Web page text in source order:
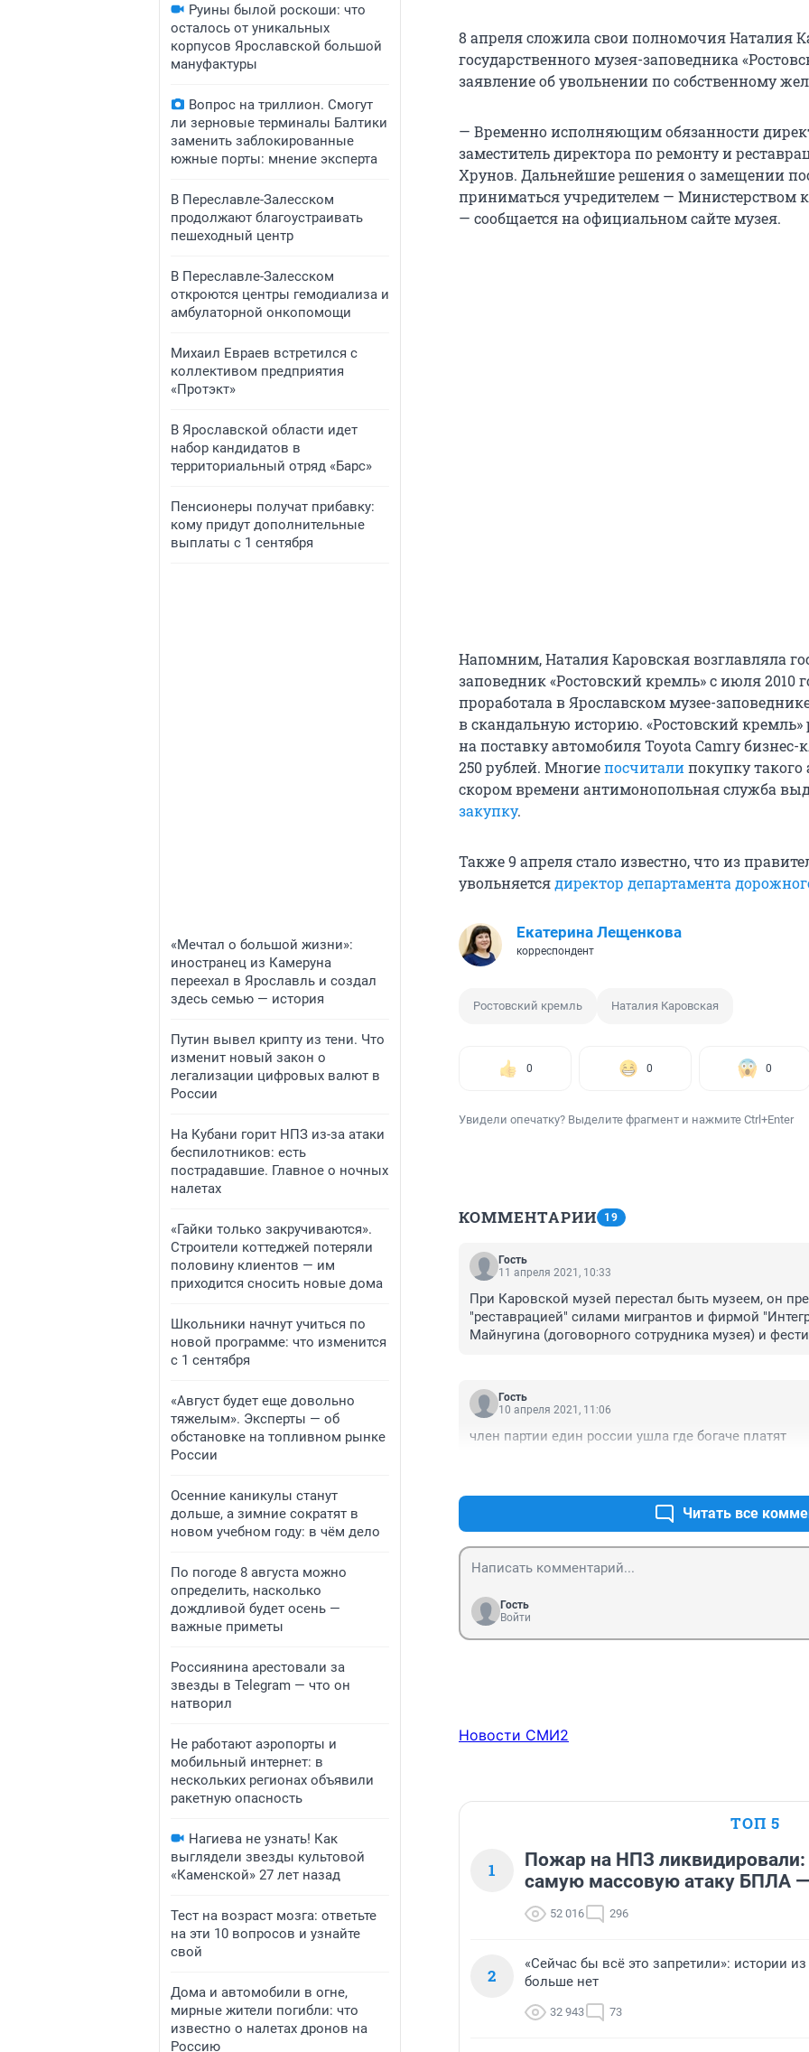
Руины былой роскоши: что
осталось от уникальных
корпусов Ярославской большой
мануфактуры
Вопрос на триллион. Смогут
ли зерновые терминалы Балтики
заменить заблокированные
южные порты: мнение эксперта
В Переславле-Залесском
продолжают благоустраивать
пешеходный центр
​​​​В Переславле-Залесском
откроются центры гемодиализа и
амбулаторной онкопомощи
Михаил Евраев встретился с
коллективом предприятия
«Протэкт»
В Ярославской области идет
набор кандидатов в
территориальный отряд «Барс»
Пенсионеры получат прибавку:
кому придут дополнительные
выплаты с 1 сентября
«Мечтал о большой жизни»:
иностранец из Камеруна
переехал в Ярославль и создал
здесь семью — история
Путин вывел крипту из тени. Что
изменит новый закон о
легализации цифровых валют в
России
На Кубани горит НПЗ из-за атаки
беспилотников: есть
пострадавшие. Главное о ночных
налетах
«Гайки только закручиваются».
Строители коттеджей потеряли
половину клиентов — им
приходится сносить новые дома
Школьники начнут учиться по
новой программе: что изменится
с 1 сентября
«Август будет еще довольно
тяжелым». Эксперты — об
обстановке на топливном рынке
России
Осенние каникулы станут
дольше, а зимние сократят в
новом учебном году: в чём дело
По погоде 8 августа можно
определить, насколько
дождливой будет осень —
важные приметы
Россиянина арестовали за
звезды в Telegram — что он
натворил
Не работают аэропорты и
мобильный интернет: в
нескольких регионах объявили
ракетную опасность
Нагиева не узнать! Как
выглядели звезды культовой
«Каменской» 27 лет назад
Тест на возраст мозга: ответьте
на эти 10 вопросов и узнайте
свой
Дома и автомобили в огне,
мирные жители погибли: что
известно о налетах дронов на
Россию
8 апреля сложила свои полномочия Наталия
государственного музея-заповедника
заявление об увольнении по собственному
— Временно исполняющим обязанности
заместитель директора по ремонту и
Хрунов. Дальнейшие решения о замещении
приниматься учредителем — Министерством
— сообщается на официальном сайте музея.
Напомним, Наталия Каровская возглавляла
заповедник «Ростовский кремль» с июля 2010
проработала в Ярославском музее-
в скандальную историю. «Ростовский кремль»
на поставку автомобиля Toyota Camry
250 рублей. Многиепосчиталипокупку
скором времени антимонопольная служба
закупку.
Также 9 апреля стало известно, что из
увольняетсядиректор департамента
Екатерина Лещенкова
корреспондент
Ростовский кремль Наталия Каровская
0 0 0
Увидели опечатку? Выделите фрагмент и нажмите Ctrl+Enter
КОММЕНТАРИИ 19
Гость
11 апреля 2021, 10:33
При Каровской музей перестал быть музеем, он
"реставрацией" силами мигрантов и фирмой
Майнугина (договорного сотрудника музея) и
Гость
10 апреля 2021, 11:06
член партии един россии ушла где богаче платят
Читать все
Гость
Войти
Новости СМИ2
ТОП 5
1
Пожар на НПЗ
самую массовую атаку БПЛА
52 016 296
2
«Сейчас бы всё это запретили»: истории
больше нет
32 943 73